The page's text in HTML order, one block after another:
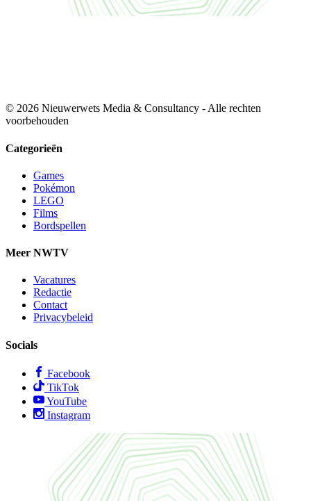
© 2026 Nieuwerwets Media & Consultancy - Alle rechten
voorbehouden
Categorieën
Games
Pokémon
LEGO
Films
Bordspellen
Meer NWTV
Vacatures
Redactie
Contact
Privacybeleid
Socials
Facebook
TikTok
YouTube
Instagram